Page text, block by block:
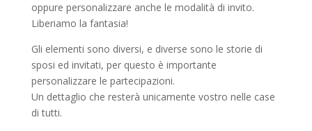
oppure personalizzare anche le modalità di invito.
Liberiamo la fantasia!
Gli elementi sono diversi, e diverse sono le storie di
sposi ed invitati, per questo è importante
personalizzare le partecipazioni.
Un dettaglio che resterà unicamente vostro nelle case
di tutti.